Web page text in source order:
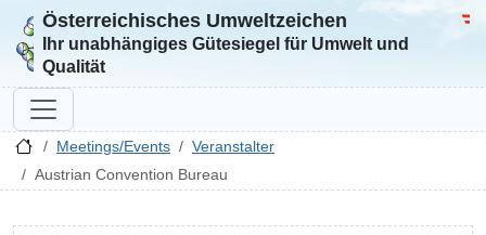
Zur Startseite
Österreichisches Umweltzeichen
Ihr unabhängiges Gütesiegel für Umwelt und
Qualität
Meetings/Events
Veranstalter
Austrian Convention Bureau